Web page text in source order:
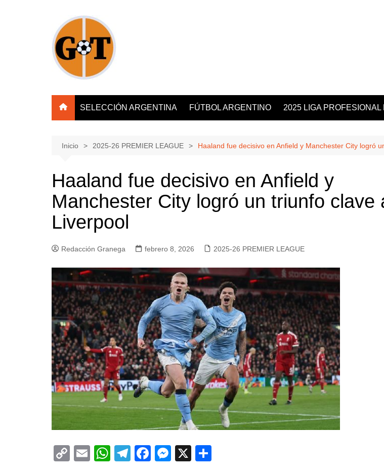
SELECCIÓN ARGENTINA FÚTBOL ARGENTINO 2025 LIGA PROFESIONAL
Inicio 2025-26 PREMIER LEAGUE Haaland fue decisivo en Anfield y Manchester City logró
Haaland fue decisivo en Anfield y
Manchester City logró un triunfo clave
Liverpool
Redacción Granega febrero 8, 2026 2025-26 PREMIER LEAGUE
C
E
W T
F
M X